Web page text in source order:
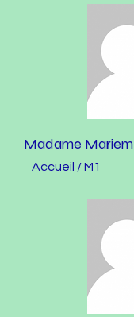
Madame Mariem
Accueil / M1